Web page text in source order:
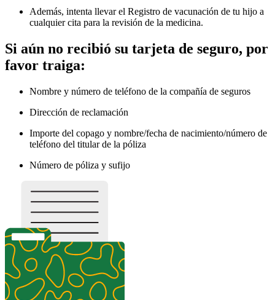
Además, intenta llevar el Registro de vacunación de tu hijo a
cualquier cita para la revisión de la medicina.
Si aún no recibió su tarjeta de seguro, por
favor traiga:
Nombre y número de teléfono de la compañía de seguros
Dirección de reclamación
Importe del copago y nombre/fecha de nacimiento/número de
teléfono del titular de la póliza
Número de póliza y sufijo